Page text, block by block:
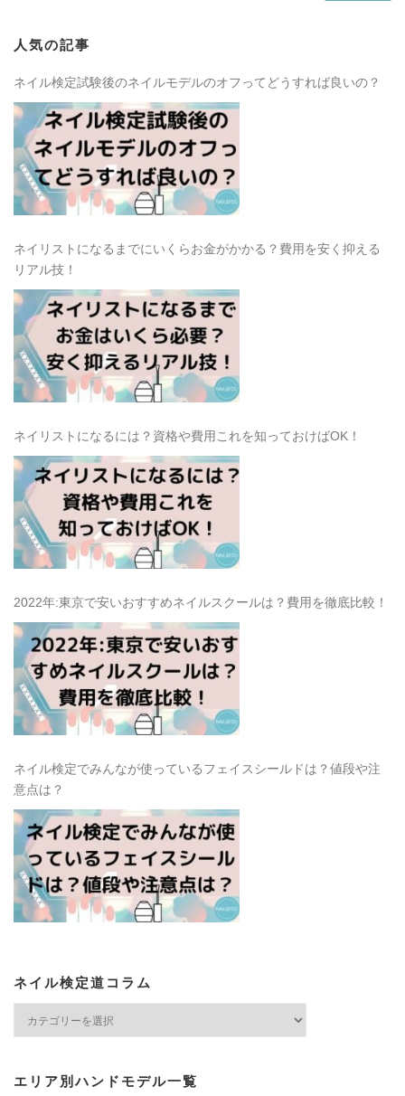
人気の記事
ネイル検定試験後のネイルモデルのオフってどうすれば良いの？
ネイリストになるまでにいくらお金がかかる？費用を安く抑える
リアル技！
ネイリストになるには？資格や費用これを知っておけばOK！
2022年:東京で安いおすすめネイルスクールは？費用を徹底比較！
ネイル検定でみんなが使っているフェイスシールドは？値段や注
意点は？
ネイル検定道コラム
定
エリア別ハンドモデル一覧